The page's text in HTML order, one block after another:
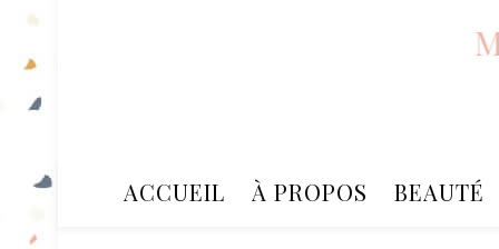
ACCUEIL À PROPOS BEAUTÉ